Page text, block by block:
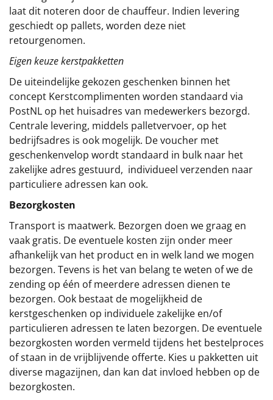
laat dit noteren door de chauffeur. Indien levering
geschiedt op pallets, worden deze niet
retourgenomen.
Eigen keuze kerstpakketten
De uiteindelijke gekozen geschenken binnen het
concept Kerstcomplimenten worden standaard via
PostNL op het huisadres van medewerkers bezorgd.
Centrale levering, middels palletvervoer, op het
bedrijfsadres is ook mogelijk. De voucher met
geschenkenvelop wordt standaard in bulk naar het
zakelijke adres gestuurd, individueel verzenden naar
particuliere adressen kan ook.
Bezorgkosten
Transport is maatwerk. Bezorgen doen we graag en
vaak gratis. De eventuele kosten zijn onder meer
afhankelijk van het product en in welk land we mogen
bezorgen. Tevens is het van belang te weten of we de
zending op één of meerdere adressen dienen te
bezorgen. Ook bestaat de mogelijkheid de
kerstgeschenken op individuele zakelijke en/of
particulieren adressen te laten bezorgen. De eventuele
bezorgkosten worden vermeld tijdens het bestelproces
of staan in de vrijblijvende offerte. Kies u pakketten uit
diverse magazijnen, dan kan dat invloed hebben op de
bezorgkosten.